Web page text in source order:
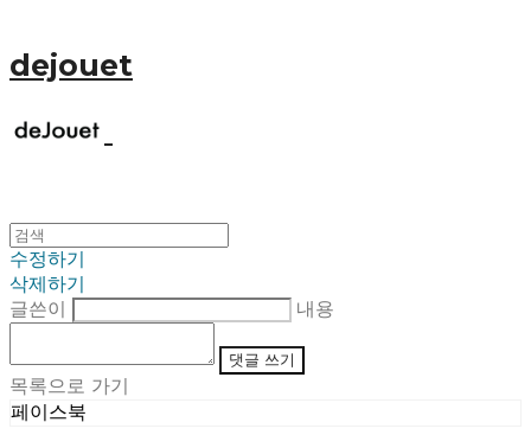
dejouet
수정하기
삭제하기
글쓴이
내용
댓글 쓰기
목록으로 가기
페이스북